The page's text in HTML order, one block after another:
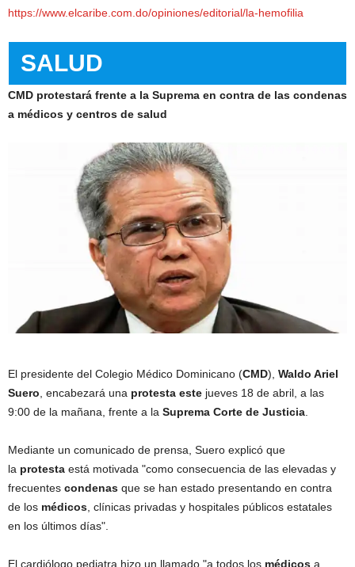
https://www.elcaribe.com.do/opiniones/editorial/la-hemofilia
SALUD
CMD protestará frente a la Suprema en contra de las condenas
a médicos y centros de salud
El presidente del Colegio Médico Dominicano (CMD), Waldo Ariel
Suero , encabezará una protesta este jueves 18 de abril, a las
9:00 de la mañana, frente a la Suprema Corte de Justicia
Mediante un comunicado de prensa, Suero explicó que
la protesta está motivada "como consecuencia de las elevadas y
frecuentes condenas que se han estado presentando en contra
de los médicos , clínicas privadas y hospitales públicos estatales
en los últimos días".
El cardiólogo pediatra hizo un llamado "a todos los médicos a